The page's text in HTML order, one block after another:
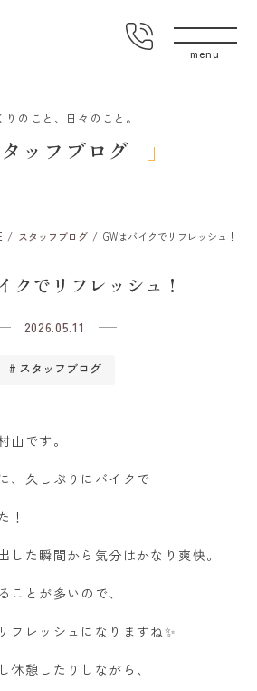
ッフブログ
りのこと、日々のこと。
スタッフブログ GWはバイクでリフレッシュ！
クでリフレッシュ！
2026.05.11
スタッフブログ
山です。
、久しぶりにバイクで
！
した瞬間から気分はかなり爽快。
ことが多いので、
フレッシュになりますね✨
休憩したりしながら、